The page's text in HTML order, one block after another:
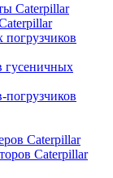
Caterpillar
гусеничных
погрузчиков
Caterpillar
Caterpillar